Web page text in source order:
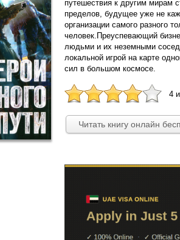
путешествия к другим мирам
пределов, будущее уже не
организации самого разного
человек.Преуспевающий
людьми и их неземными
локальной игрой на карте
сил в большом космосе.
4
Читать книгу онлайн